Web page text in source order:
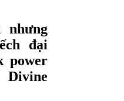
nhưng
đại
power